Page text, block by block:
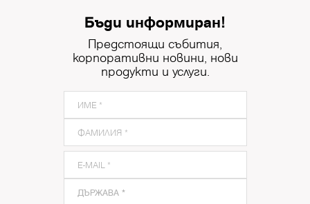
Бъди информиран!
Предстоящи събития,
корпоративни новини, нови
продукти и услуги.